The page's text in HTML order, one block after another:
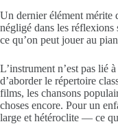
Un dernier élément mérite
négligé dans les réflexions
ce qu’on peut jouer au
L’instrument n’est pas lié
d’aborder le répertoire
films, les chansons
choses encore. Pour un
large et hétéroclite — ce